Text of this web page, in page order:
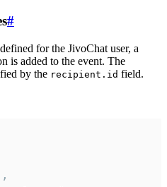
#
for the JivoChat user, a
is added to the event. The
by the recipient.id field.